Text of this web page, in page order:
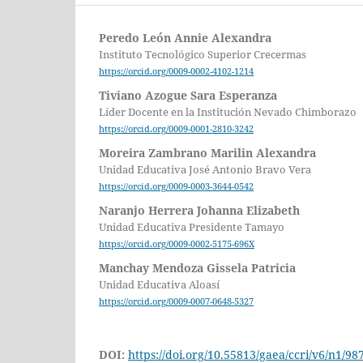
Peredo León Annie Alexandra
Instituto Tecnológico Superior Crecermas
https://orcid.org/0009-0002-4102-1214
Tiviano Azogue Sara Esperanza
Líder Docente en la Institución Nevado Chimborazo
https://orcid.org/0009-0001-2810-3242
Moreira Zambrano Marilin Alexandra
Unidad Educativa José Antonio Bravo Vera
https://orcid.org/0009-0003-3644-0542
Naranjo Herrera Johanna Elizabeth
Unidad Educativa Presidente Tamayo
https://orcid.org/0009-0002-5175-696X
Manchay Mendoza Gissela Patricia
Unidad Educativa Aloasí
https://orcid.org/0009-0007-0648-5327
DOI: https://doi.org/10.55813/gaea/ccri/v6/n1/